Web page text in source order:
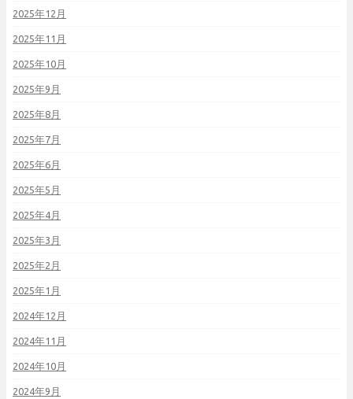
2025年12月
2025年11月
2025年10月
2025年9月
2025年8月
2025年7月
2025年6月
2025年5月
2025年4月
2025年3月
2025年2月
2025年1月
2024年12月
2024年11月
2024年10月
2024年9月